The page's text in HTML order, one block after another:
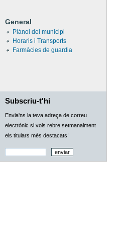
General
Plànol del municipi
Horaris i Transports
Farmàcies de guardia
Subscriu-t'hi
Envia'ns la teva adreça de correu
electrònic si vols rebre setmanalment
els titulars més destacats!